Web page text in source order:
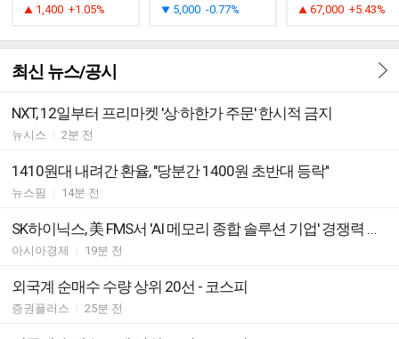
1,400 +1.05% 5,000 -0.77% 67,000 +5.43%
최신 뉴스/공시
NXT, 12일부터 프리마켓 '상·하한가 주문' 한시적 금지
뉴시스 2분 전
1410원대 내려간 환율, "당분간 1400원 초반대 등락"
뉴스핌 14분 전
SK하이닉스, 美 FMS서 'AI 메모리 종합 솔루션 기업' 경쟁력 입증
아시아경제 19분 전
외국계 순매수 수량 상위 20선 - 코스피
증권플러스 25분 전